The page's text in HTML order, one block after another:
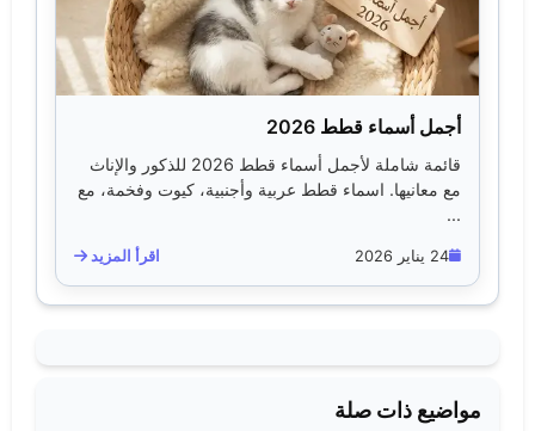
أجمل أسماء قطط 2026
قائمة شاملة لأجمل أسماء قطط 2026 للذكور والإناث
مع معانيها. اسماء قطط عربية وأجنبية، كيوت وفخمة، مع
...
24 يناير 2026 اقرأ المزيد
مواضيع ذات صلة